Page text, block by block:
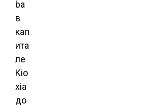
ba
в
кап
ита
ле
Kio
xia
до